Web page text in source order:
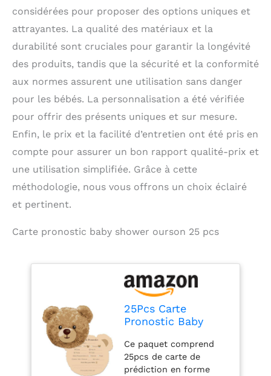
considérées pour proposer des options uniques et
attrayantes. La qualité des matériaux et la
durabilité sont cruciales pour garantir la longévité
des produits, tandis que la sécurité et la conformité
aux normes assurent une utilisation sans danger
pour les bébés. La personnalisation a été vérifiée
pour offrir des présents uniques et sur mesure.
Enfin, le prix et la facilité d’entretien ont été pris en
compte pour assurer un bon rapport qualité-prix et
une utilisation simplifiée. Grâce à cette
méthodologie, nous vous offrons un choix éclairé
et pertinent.
Carte pronostic baby shower ourson 25 pcs
25Pcs Carte
Pronostic Baby
en Forme d’Ourson
Jeux Gender Reveal
Fête Prénatale
Ce paquet comprend
25pcs de carte de
prédiction en forme